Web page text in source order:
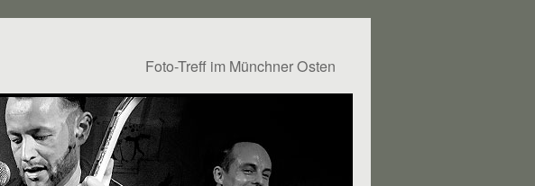
Foto-Treff im Münchner Osten